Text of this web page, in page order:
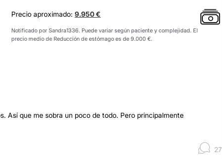
Precio aproximado: 9.950 €
Notificado por Sandra1336. Puede variar según paciente y complejidad. El
precio medio de Reducción de estómago es de 9.000 €.
Así que me sobra un poco de todo. Pero principalmente
27